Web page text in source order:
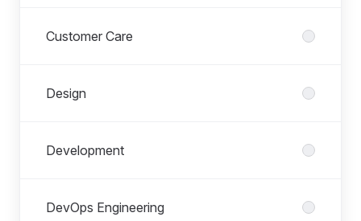
Customer Care
Design
Development
DevOps Engineering